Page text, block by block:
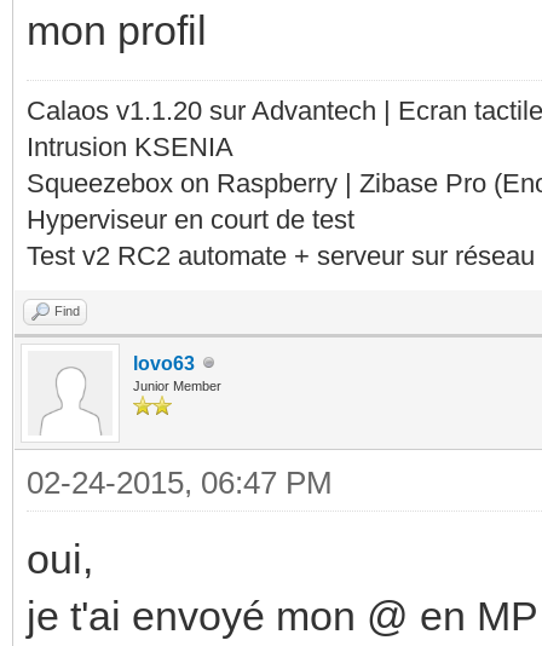
input_1: Ok
Feb 20 14:37:20 nuc
INF<503>:calaos_input
IO/Web/
()
Feb 20 14:37:20 nuc
Calaos::Input*
Params&)()
mon profil
Calaos v1.1.20 sur Advantech | Ecran
Intrusion KSENIA
Squeezebox on Raspberry | Zibase Pro
Hyperviseur en court de test
Test v2 RC2 automate + serveur sur
Find
lovo63
Junior Member
02-24-2015, 06:47 PM
oui,
je t'ai envoyé mon @ en MP